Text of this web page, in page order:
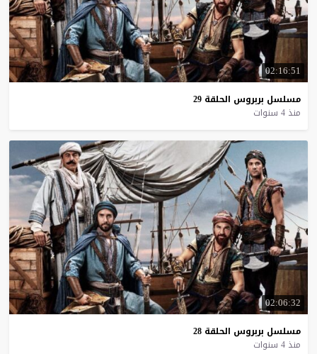
02:16:51
مسلسل بربروس الحلقة 29
منذ 4 سنوات
02:06:32
مسلسل بربروس الحلقة 28
منذ 4 سنوات